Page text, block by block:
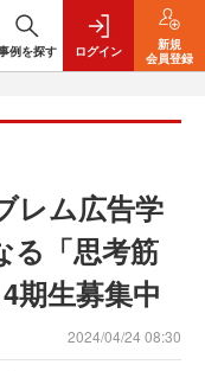
例を探す ログイン
新規
会員登録
レム広告学
る「思考筋
期生募集中
2024/04/24 08:30